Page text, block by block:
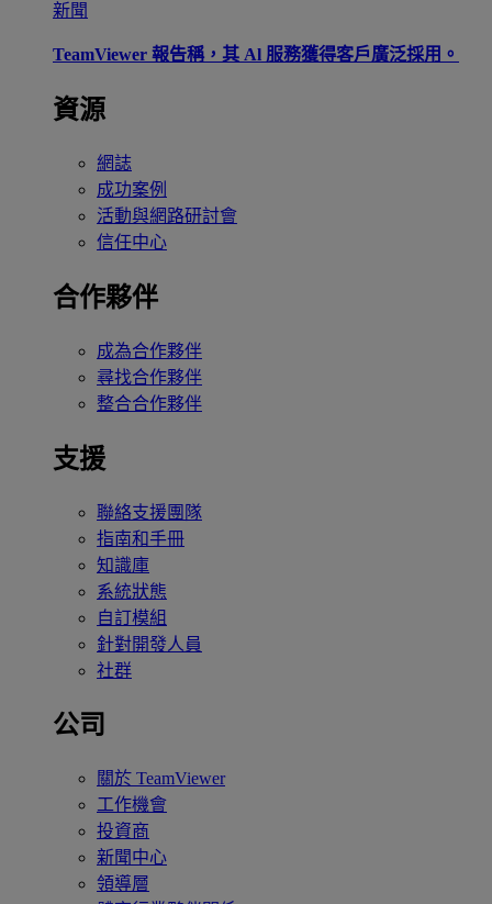
新聞
TeamViewer 報告稱，其 Al 服務獲得客戶廣泛採用。
資源
網誌
成功案例
活動與網路研討會
信任中心
合作夥伴
成為合作夥伴
尋找合作夥伴
整合合作夥伴
支援
聯絡支援團隊
指南和手冊
知識庫
系統狀態
自訂模組
針對開發人員
社群
公司
關於 TeamViewer
工作機會
投資商
新聞中心
領導層